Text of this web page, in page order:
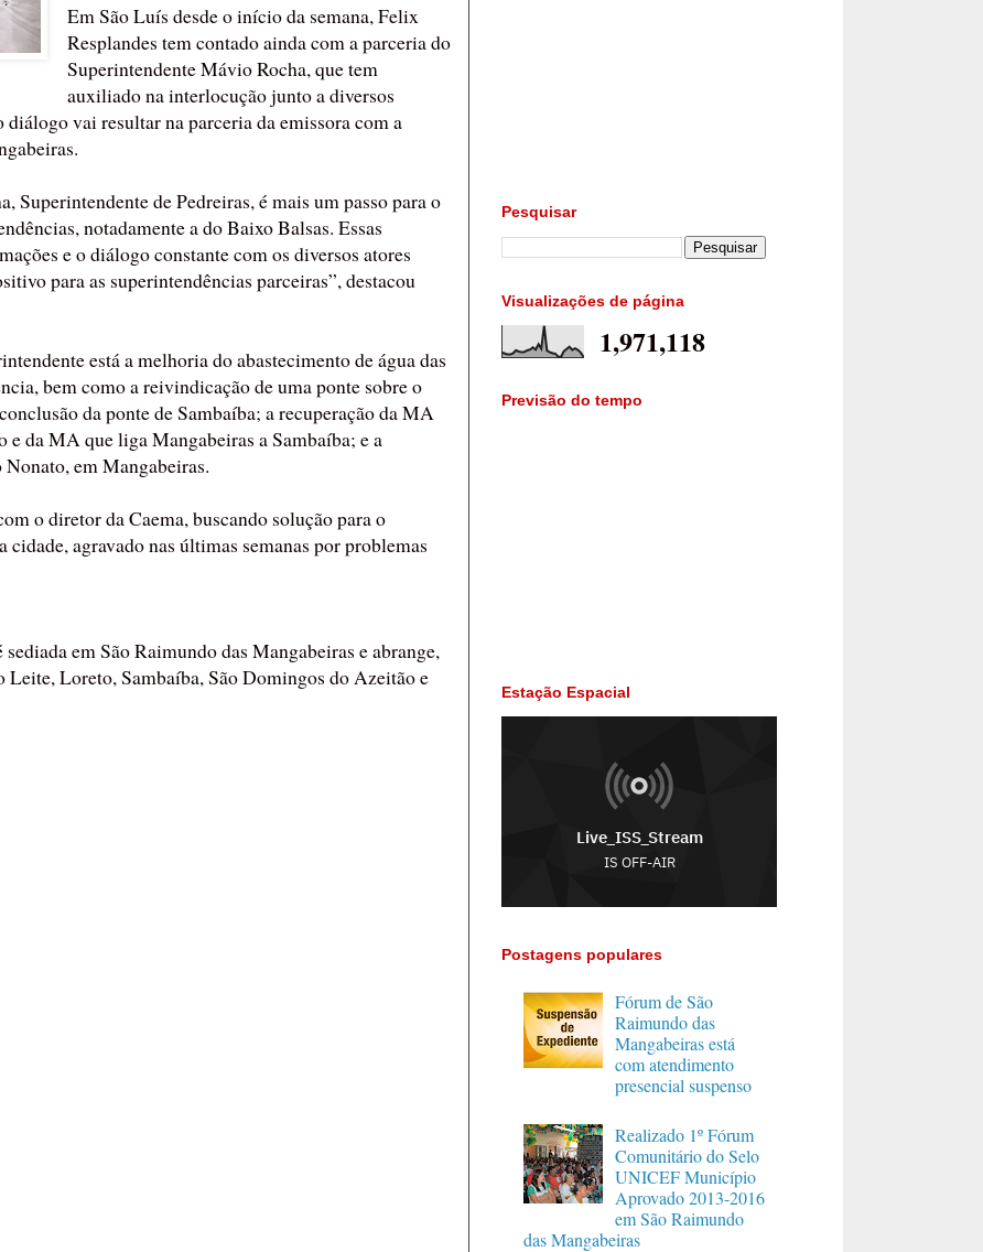
Em São Luís desde o início da semana, Felix
Resplandes tem contado ainda com a parceria do
Superintendente Mávio Rocha, que tem
auxiliado na interlocução junto a diversos
vai resultar na parceria da emissora com a
Superintendente de Pedreiras, é mais um passo para o
notadamente a do Baixo Balsas. Essas
e o diálogo constante com os diversos atores
para as superintendências parceiras”, destacou
está a melhoria do abastecimento de água das
bem como a reivindicação de uma ponte sobre o
da ponte de Sambaíba; a recuperação da MA
da MA que liga Mangabeiras a Sambaíba; e a
em Mangabeiras.
o diretor da Caema, buscando solução para o
cidade, agravado nas últimas semanas por problemas
em São Raimundo das Mangabeiras e abrange,
Loreto, Sambaíba, São Domingos do Azeitão e
Pesquisar
Visualizações de página
1,971,118
Previsão do tempo
Estação Espacial
Postagens populares
Fórum de São
Raimundo das
Mangabeiras está
com atendimento
presencial suspenso
Realizado 1º Fórum
Comunitário do Selo
UNICEF Município
Aprovado 2013-2016
em São Raimundo
das Mangabeiras